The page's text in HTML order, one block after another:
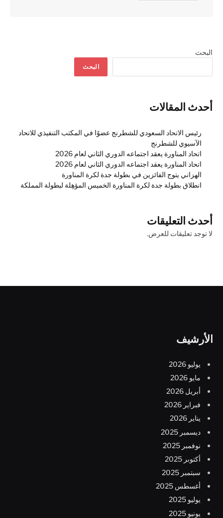
البحث
البحث
أحدث المقالات
رئيس الاتحاد السعودي للشطرنج عضوًا في المكتب التنفيذي للاتحاد
الآسيوي للشطرنج
اتحاد المناورة يعقد اجتماعه الدوري الثاني لعام 2026
اتحاد المناورة يعقد اجتماعه الدوري الثاني لعام 2026
الهزاني يتوج الفائزين في بطولة جدة لكرة المناورة
انطلاق بطولة جدة لكرة المناورة الخميس المؤهِلة لبطولة المملكة
أحدث التعليقات
لا توجد تعليقات للعرض.
الأرشيف
يوليو 2026
مايو 2026
أبريل 2026
فبراير 2026
يناير 2026
ديسمبر 2025
نوفمبر 2025
أكتوبر 2025
سبتمبر 2025
أغسطس 2025
يوليو 2025
يونيو 2025